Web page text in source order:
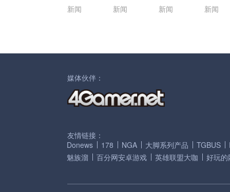
新闻 新闻 新闻 新闻
媒体伙伴：
友情链接：
Donews
178 NGA 大脚系列产品 TGBUS
魅族溜
百分网安卓游戏 英雄联盟大咖 好玩的